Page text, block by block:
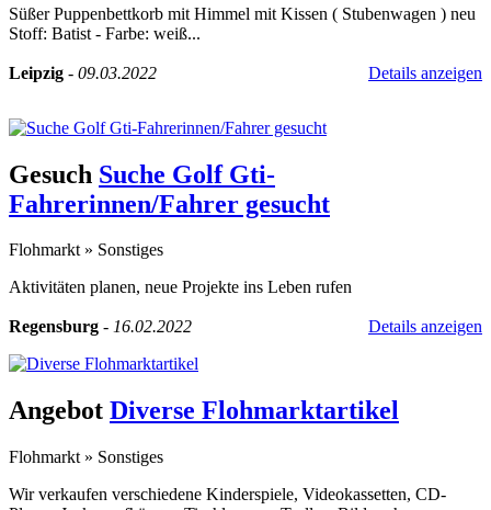
Süßer Puppenbettkorb mit Himmel mit Kissen ( Stubenwagen ) neu
Stoff: Batist - Farbe: weiß...
Leipzig - 09.03.2022 Details anzeigen
Gesuch Suche Golf Gti-
Fahrerinnen/Fahrer gesucht
Flohmarkt » Sonstiges
Aktivitäten planen, neue Projekte ins Leben rufen
Regensburg - 16.02.2022 Details anzeigen
Angebot Diverse Flohmarktartikel
Flohmarkt » Sonstiges
Wir verkaufen verschiedene Kinderspiele, Videokassetten, CD-